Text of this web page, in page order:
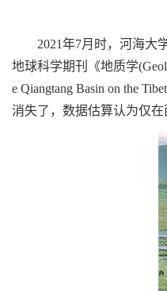
2021年7月时，河海大学
地球科学期刊《地质学
e Qiangtang Basin on the
消失了，数据估算认为仅